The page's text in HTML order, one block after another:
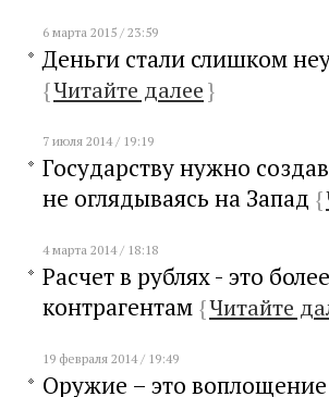
6 марта 2015 / 23:59
Деньги стали слишком
{Читайте далее}
7 июля 2014 / 19:19
Государству нужно
не оглядываясь на Запад {
4 марта 2014 / 18:18
Расчет в рублях - это
контрагентам {Читайте
19 февраля 2014 / 19:49
Оружие – это